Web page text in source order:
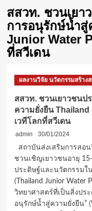
สสวท. ชวนเยา
การอนุรักษ์น้ำสู่
Junior Water
ที่สวีเดน
ผลงานวิจัย นวัตกรรมสร้าง
สสวท. ชวนเยาวชนป
ความยั่งยืน Thailand
เวทีโลกที่สวีเดน
admin
30/01/2024
สถาบันส่งเสริมการสอ
ชวนเชิญเยาวชนอายุ
ประดิษฐ์และนวัตกรรมใ
(Thailand Junior Water
วิทยาศาสตร์ที่เป็นสิ่งปร
อนุรักษ์น้ำสู่ความยั่งยืน”